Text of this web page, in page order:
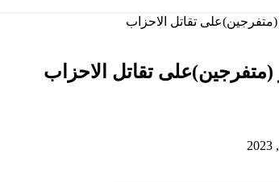
تقاتل الاحزاب
تقاتل الاحزاب